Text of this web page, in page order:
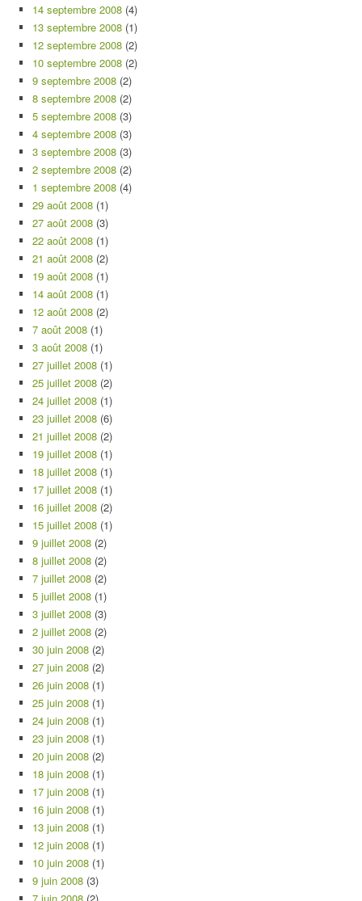
14 septembre 2008 (4)
13 septembre 2008 (1)
12 septembre 2008 (2)
10 septembre 2008 (2)
9 septembre 2008 (2)
8 septembre 2008 (2)
5 septembre 2008 (3)
4 septembre 2008 (3)
3 septembre 2008 (3)
2 septembre 2008 (2)
1 septembre 2008 (4)
29 août 2008 (1)
27 août 2008 (3)
22 août 2008 (1)
21 août 2008 (2)
19 août 2008 (1)
14 août 2008 (1)
12 août 2008 (2)
7 août 2008 (1)
3 août 2008 (1)
27 juillet 2008 (1)
25 juillet 2008 (2)
24 juillet 2008 (1)
23 juillet 2008 (6)
21 juillet 2008 (2)
19 juillet 2008 (1)
18 juillet 2008 (1)
17 juillet 2008 (1)
16 juillet 2008 (2)
15 juillet 2008 (1)
9 juillet 2008 (2)
8 juillet 2008 (2)
7 juillet 2008 (2)
5 juillet 2008 (1)
3 juillet 2008 (3)
2 juillet 2008 (2)
30 juin 2008 (2)
27 juin 2008 (2)
26 juin 2008 (1)
25 juin 2008 (1)
24 juin 2008 (1)
23 juin 2008 (1)
20 juin 2008 (2)
18 juin 2008 (1)
17 juin 2008 (1)
16 juin 2008 (1)
13 juin 2008 (1)
12 juin 2008 (1)
10 juin 2008 (1)
9 juin 2008 (3)